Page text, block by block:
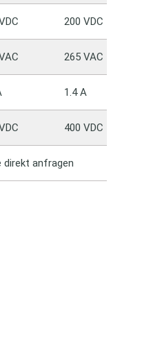
200 VDC
265 VAC
1.4 A
400 VDC
direkt anfragen